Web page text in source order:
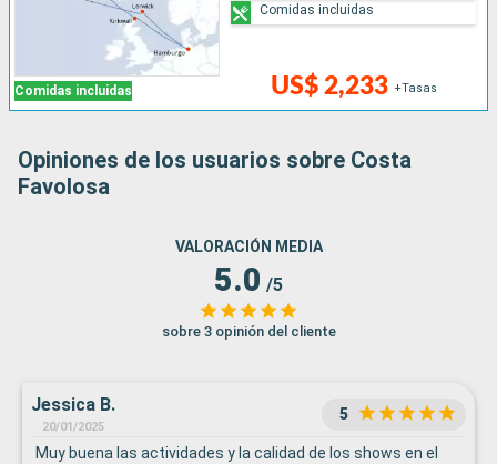
Comidas incluidas US$ 2,233 +Tasas
Comidas incluidas
Opiniones de los usuarios sobre Costa
Favolosa
VALORACIÓN MEDIA
5.0 /5
sobre 3 opinión del cliente
Jessica B.
20/01/2025
5
Muy buena las actividades y la calidad de los shows en el